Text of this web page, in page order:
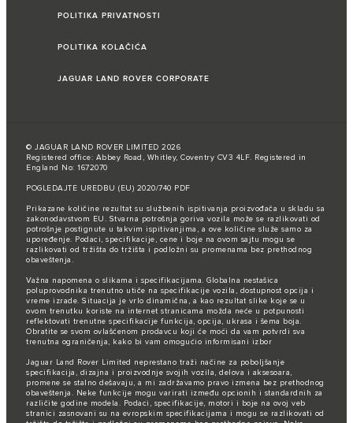
POLITIKA PRIVATNOSTI
POLITIKA KOLAČIĆA
JAGUAR LAND ROVER CORPORATE
© JAGUAR LAND ROVER LIMITED 2026
Registered office: Abbey Road, Whitley, Coventry CV3 4LF. Registered in
England No: 1672070
POGLEDAJTE UREDBU (EU) 2020/740 PDF
Prikazane količine rezultat su službenih ispitivanja proizvođača u skladu sa
zakonodavstvom EU. Stvarna potrošnja goriva vozila može se razlikovati od
potrošnje postignute u takvim ispitivanjima, a ove količine služe samo za
upoređenje. Podaci, specifikacije, cene i boje na ovom sajtu mogu se
razlikovati od tržišta do tržišta i podložni su promenama bez prethodnog
obaveštenja.
Važna napomena o slikama i specifikacijama. Globalna nestašica
poluprovodnika trenutno utiče na specifikacije vozila, dostupnost opcija i
vreme izrade. Situacija je vrlo dinamična, a kao rezultat slike koje se u
ovom trenutku koriste na internet stranicama možda neće u potpunosti
reflektovati trenutne specifikacije funkcija, opcija, ukrasa i šema boja.
Obratite se svom ovlašćenom prodavcu koji će moći da vam potvrdi sva
trenutna ograničenja, kako bi vam omogućio informisani izbor
Jaguar Land Rover Limited neprestano traži načine za poboljšanje
specifikacija, dizajna i proizvodnje svojih vozila, delova i aksesoara,
promene se stalno dešavaju, a mi zadržavamo pravo izmena bez prethodnog
obaveštenja. Neke funkcije mogu varirati između opcionih i standardnih za
različite godine modela. Podaci, specifikacije, motori i boje na ovoj veb
stranici zasnovani su na evropskim specifikacijama i mogu se razlikovati od